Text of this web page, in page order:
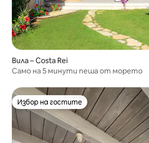
Вила – Costa Rei
Само на 5 минути пеша от морето
Избор на гостите
Избор на гостите